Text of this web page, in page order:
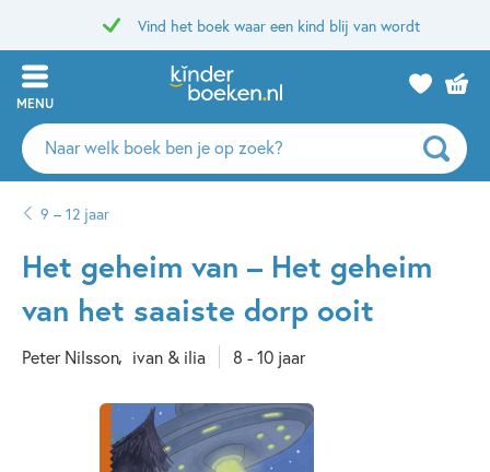
Vind het boek waar een kind blij van wordt
MENU
Zoeken
naar
auteurs
uitgevers
9 – 12 jaar
Het geheim van – Het geheim
van het saaiste dorp ooit
Peter Nilsson ivan & ilia 8 - 10 jaar